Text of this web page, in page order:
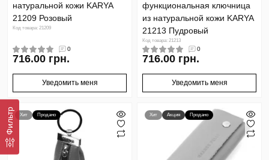
Фильтр
натуральной кожи KARYA
21209 Розовый
Код товара: 21209
0
716.00 грн.
Уведомить меня
функциональная ключница
из натуральной кожи KARYA
21213 Пудровый
Код товара: 21213
0
716.00 грн.
Уведомить меня
Хит Продано Хит Акция Продано